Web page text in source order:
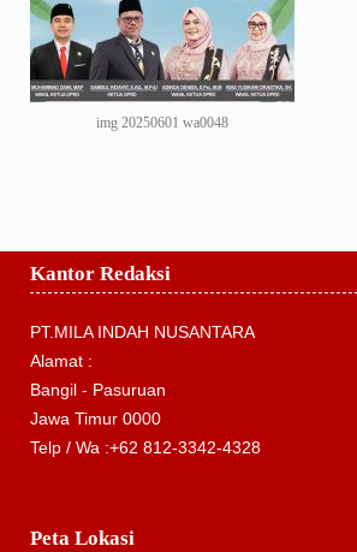
img 20250601 wa0048
Kantor Redaksi
PT.MILA INDAH NUSANTARA
Alamat :
Bangil - Pasuruan
Jawa Timur 0000
Telp / Wa :+62 812-3342-4328
Peta Lokasi